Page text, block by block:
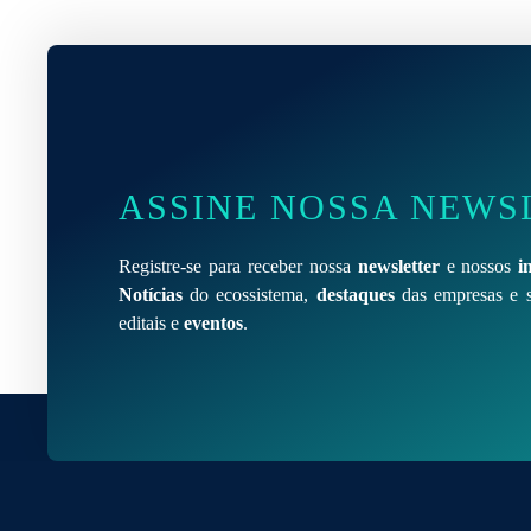
ASSINE NOSSA
Registre-se para receber nossa newslettere nossos
Notícias do ecossistema, destaquesdas empresas e
editais e eventos.